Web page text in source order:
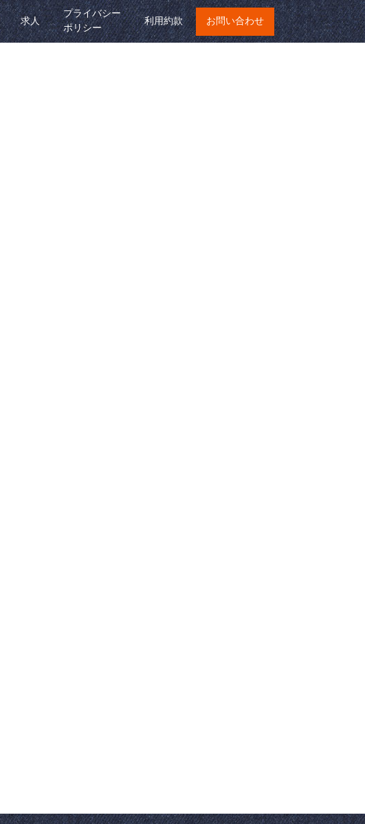
求人
プライバシー
ポリシー
利用約款 お問い合わせ